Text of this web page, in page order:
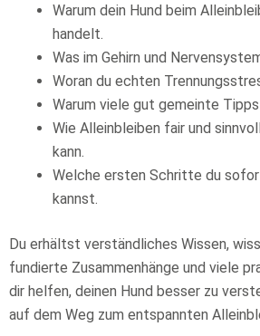
Warum dein Hund beim
handelt.
Was im Gehirn und
Woran du echten
Warum viele gut gemeinte
Wie Alleinbleiben fair und
kann.
Welche ersten Schritte du
kannst.
Du erhältst verständliches Wissen,
fundierte Zusammenhänge und viele
dir helfen, deinen Hund besser zu
auf dem Weg zum entspannten